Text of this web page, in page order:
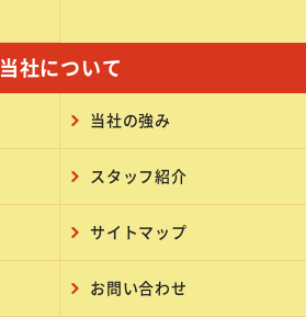
当社について
当社の強み
スタッフ紹介
サイトマップ
お問い合わせ